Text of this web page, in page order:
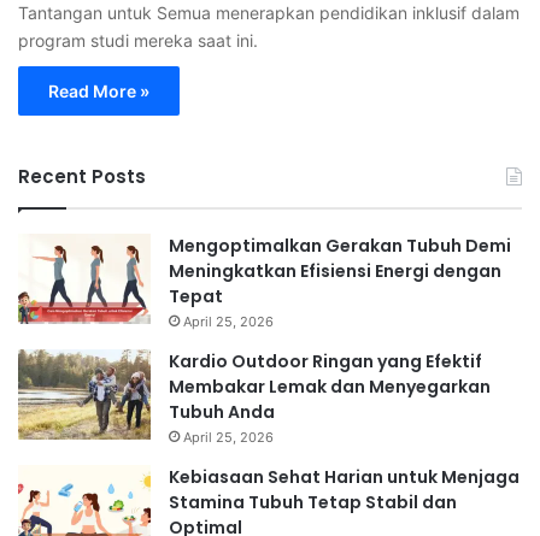
Tantangan untuk Semua menerapkan pendidikan inklusif dalam
program studi mereka saat ini.
Read More »
Recent Posts
Mengoptimalkan Gerakan Tubuh Demi
Meningkatkan Efisiensi Energi dengan
Tepat
April 25, 2026
Kardio Outdoor Ringan yang Efektif
Membakar Lemak dan Menyegarkan
Tubuh Anda
April 25, 2026
Kebiasaan Sehat Harian untuk Menjaga
Stamina Tubuh Tetap Stabil dan
Optimal